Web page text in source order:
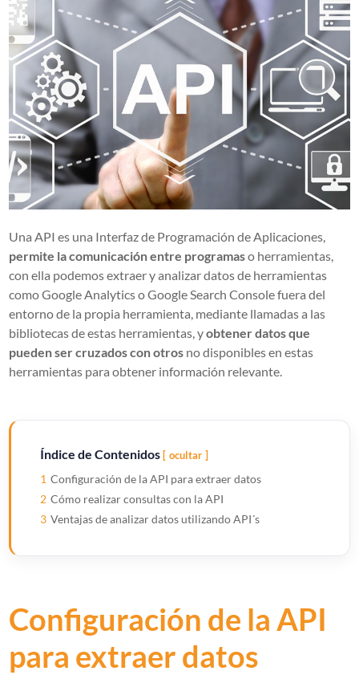
Una API es una Interfaz de Programación de Aplicaciones,
permite la comunicación entre programaso herramientas,
con ella podemos extraer y analizar datos de herramientas
como Google Analytics o Google Search Console fuera del
entorno de la propia herramienta, mediante llamadas a las
bibliotecas de estas herramientas, yobtener datos que
pueden ser cruzados con otros no disponibles en estas
herramientas para obtener información relevante.
Índice de Contenidos ocultar
1 Configuración de la API para extraer datos
2 Cómo realizar consultas con la API
3 Ventajas de analizar datos utilizando API´s
Configuración de la API
para extraer datos